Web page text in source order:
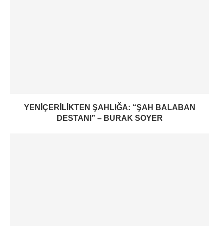
YENIÇERILIKTEN ŞAHLIĞA: “ŞAH BALABAN
DESTANI” – BURAK SOYER